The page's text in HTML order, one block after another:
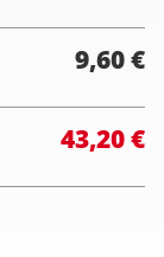
9,60 €
43,20 €